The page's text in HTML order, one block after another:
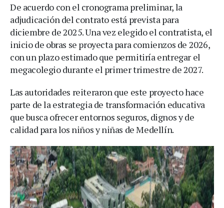
De acuerdo con el cronograma preliminar, la
adjudicación del contrato está prevista para
diciembre de 2025. Una vez elegido el contratista, el
inicio de obras se proyecta para comienzos de 2026,
con un plazo estimado que permitiría entregar el
megacolegio durante el primer trimestre de 2027.
Las autoridades reiteraron que este proyecto hace
parte de la estrategia de transformación educativa
que busca ofrecer entornos seguros, dignos y de
calidad para los niños y niñas de Medellín.